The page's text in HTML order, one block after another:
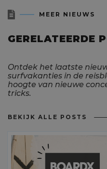
 MEER NIEUWS
GERELATEERDE
Ontdek het laatste
surfvakanties in de
hoogte van nieuwe
tricks.
BEKIJK ALLE POSTS